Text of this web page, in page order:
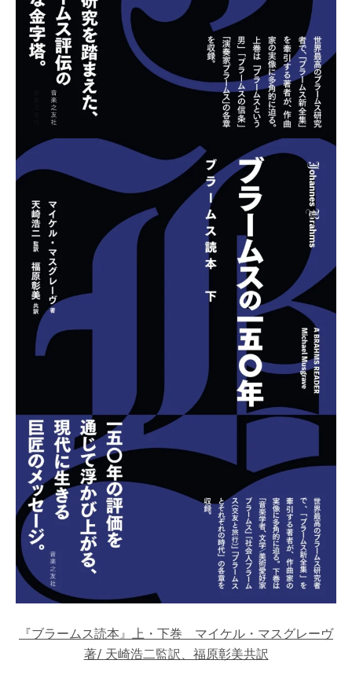
『ブラームス読本』上・下巻 マイケル・マスグレーヴ
著/ 天崎浩二監訳、福原彰美共訳